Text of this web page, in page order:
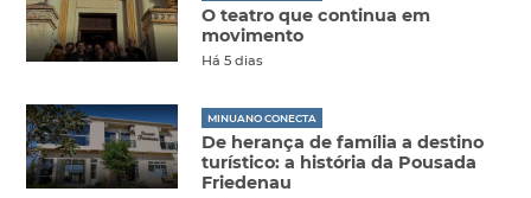
O teatro que continua em
movimento
Há 5 dias
MINUANO CONECTA
De herança de família a destino
turístico: a história da Pousada
Friedenau